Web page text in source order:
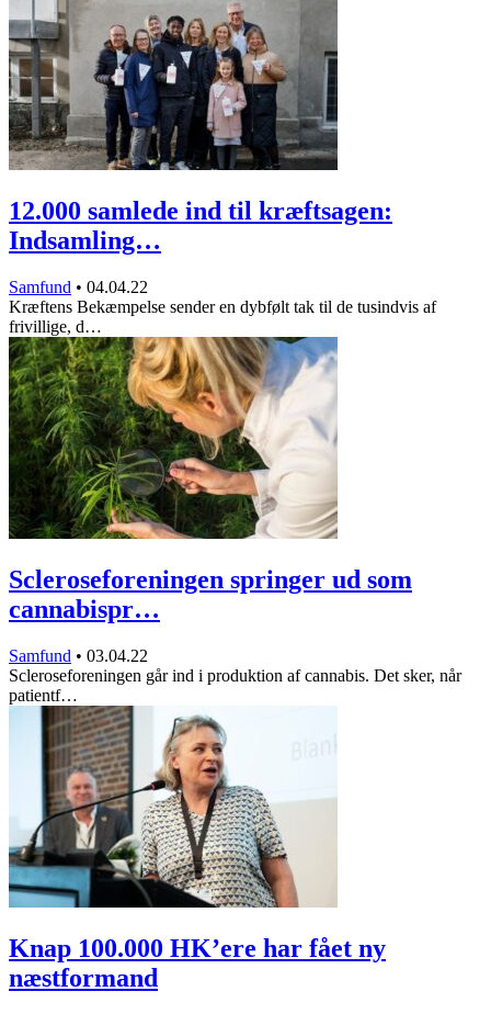
12.000 samlede ind til kræftsagen:
Indsamling…
Samfund • 04.04.22
Kræftens Bekæmpelse sender en dybfølt tak til de tusindvis af
frivillige, d…
Scleroseforeningen springer ud som
cannabispr…
Samfund • 03.04.22
Scleroseforeningen går ind i produktion af cannabis. Det sker, når
patientf…
Knap 100.000 HK’ere har fået ny
næstformand